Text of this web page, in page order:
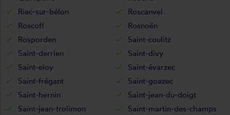
Riec-sur-bélon
Roscanvel
Roscoff
Rosnoën
Rosporden
Saint-coulitz
Saint-derrien
Saint-divy
Saint-eloy
Saint-évarzec
Saint-frégant
Saint-goazec
Saint-hernin
Saint-jean-du-doigt
Saint-jean-trolimon
Saint-martin-des-champs